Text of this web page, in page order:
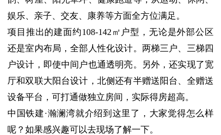
娱乐、亲子、交友、康养等方面全方位满足。
项目推出的建面约108-142㎡户型，无论是外部公区
还是室内布局，全部人性化设计。两梯三户、三梯四
户设计，即使中间户也通透明亮。另外，还实现了宽
厅和双联大阳台设计，北侧还有半赠送阳台、全赠送
设备平台，可打通做独立房间，实际得房超高。
中国铁建·瀚澜湾就介绍到这里了，大家觉得怎么样
呢？如果感兴趣可以去现场了解一下。